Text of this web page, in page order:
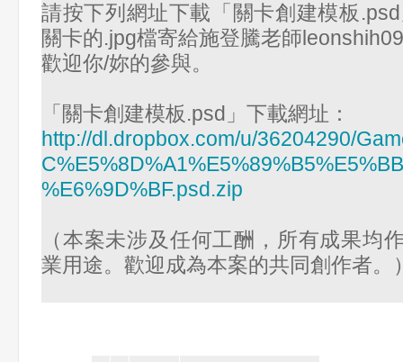
請按下列網址下載「關卡創建模板
關卡的.jpg檔寄給施登騰老師
歡迎你/妳的參與。
「關卡創建模板.psd」下載網址：
http://dl.dropbox.com/u/36204290/
%E6%9D%BF.psd.zip
（本案未涉及任何工酬，所有成果均
業用途。歡迎成為本案的共同創作者。